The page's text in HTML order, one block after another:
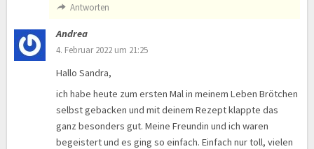
Antworten
Andrea
4. Februar 2022 um 21:25
Hallo Sandra,
ich habe heute zum ersten Mal in meinem Leben Brötchen
selbst gebacken und mit deinem Rezept klappte das
ganz besonders gut. Meine Freundin und ich waren
begeistert und es ging so einfach. Einfach nur toll, vielen